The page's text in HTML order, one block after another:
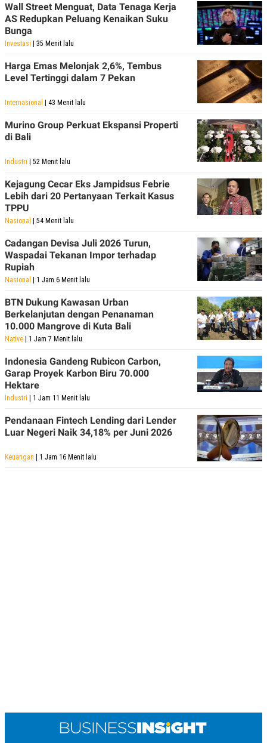
Wall Street Menguat, Data Tenaga Kerja
AS Redupkan Peluang Kenaikan Suku
Bunga
Investasi | 35 Menit lalu
Harga Emas Melonjak 2,6%, Tembus
Level Tertinggi dalam 7 Pekan
Internasional | 43 Menit lalu
Murino Group Perkuat Ekspansi Properti
di Bali
Industri | 52 Menit lalu
Kejagung Cecar Eks Jampidsus Febrie
Lebih dari 20 Pertanyaan Terkait Kasus
TPPU
Nasional | 54 Menit lalu
Cadangan Devisa Juli 2026 Turun,
Waspadai Tekanan Impor terhadap
Rupiah
Nasional | 1 Jam 6 Menit lalu
BTN Dukung Kawasan Urban
Berkelanjutan dengan Penanaman
10.000 Mangrove di Kuta Bali
Native | 1 Jam 7 Menit lalu
Indonesia Gandeng Rubicon Carbon,
Garap Proyek Karbon Biru 70.000
Hektare
Industri | 1 Jam 11 Menit lalu
Pendanaan Fintech Lending dari Lender
Luar Negeri Naik 34,18% per Juni 2026
Keuangan | 1 Jam 16 Menit lalu